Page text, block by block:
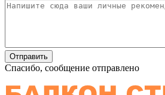
Спасибо, сообщение отправлено